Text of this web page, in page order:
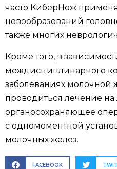
часто КиберНож
новообразований
также многих
Кроме того, в
междисциплинарного
заболеваниях молочной
проводиться лечение
органосохраняющее
с одномоментной
молочных желез.
FACEBOOK